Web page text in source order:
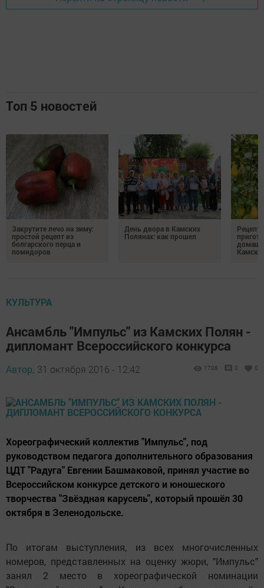
Топ 5 новостей
Закрутите лечо на зиму:
простой рецепт из
болгарского перца и
помидоров
День двора в Камских
Полянах: как прошел
КУЛЬТУРА
Ансамбль "Импульс" из Камских Полян -
дипломант Всероссийского конкурса
Автор, 31 октября 2016 - 12:42 1708 0 0
Хореографический коллектив "Импульс", под
руководством педагога дополнительного образования
ЦДТ "Радуга" Евгении Башмаковой, принял участие во
Всероссийском конкурсе детского и юношеского
творчества "Звёздная карусель", который прошёл 30
октября в Зеленодольске.
По итогам выступления, из всех многочисленных
номеров, представленных на оценку жюри, "Импульс"
занял 2 место в хореографической номинации